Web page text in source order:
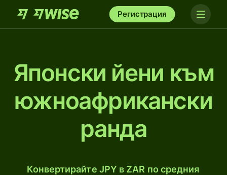
Регистрация
Японски йени към
южноафрикански
рандa
Конвертирайте JPY в ZAR по средния